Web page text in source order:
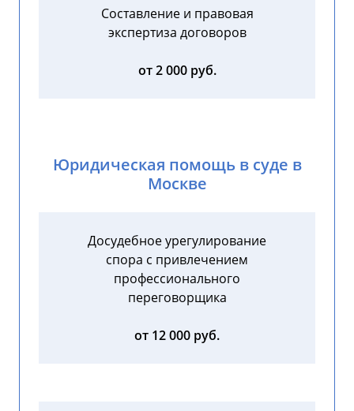
Составление и правовая
экспертиза договоров
от 2 000 руб.
Юридическая помощь в суде в
Москве
Досудебное урегулирование
спора с привлечением
профессионального
переговорщика
от 12 000 руб.